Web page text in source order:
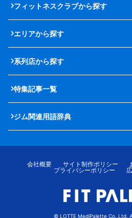
フィットネスクラブから探す
エリアから探す
系列店から探す
特集記事一覧
ジム関連用語辞典
会社概要 サイト制作ポリシー
プライバシーポリシー
© LOTTE MediPalette Co.,Ltd.